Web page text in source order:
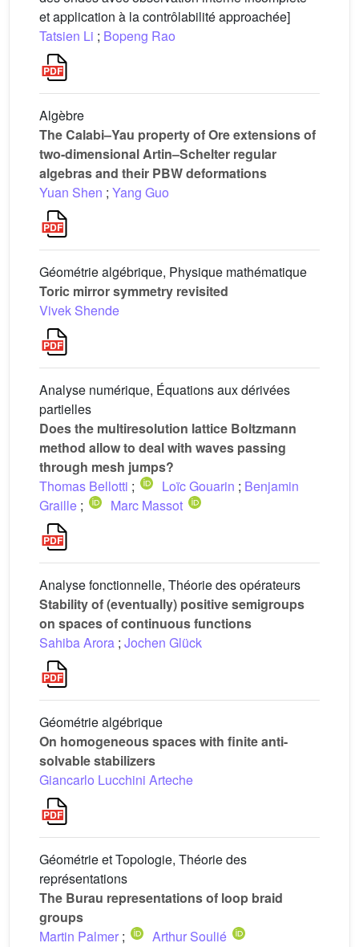
et application à la contrôlabilité approachée]
Tatsien Li ; Bopeng Rao
Algèbre
The Calabi–Yau property of Ore extensions of
two-dimensional Artin–Schelter regular
algebras and their PBW deformations
Yuan Shen ; Yang Guo
Géométrie algébrique, Physique mathématique
Toric mirror symmetry revisited
Vivek Shende
Analyse numérique, Équations aux dérivées
partielles
Does the multiresolution lattice Boltzmann
method allow to deal with waves passing
through mesh jumps?
Thomas Bellotti ; Loïc Gouarin ; Benjamin
Graille ; Marc Massot
Analyse fonctionnelle, Théorie des opérateurs
Stability of (eventually) positive semigroups
on spaces of continuous functions
Sahiba Arora ; Jochen Glück
Géométrie algébrique
On homogeneous spaces with finite anti-
solvable stabilizers
Giancarlo Lucchini Arteche
Géométrie et Topologie, Théorie des
représentations
The Burau representations of loop braid
groups
Martin Palmer ; Arthur Soulié